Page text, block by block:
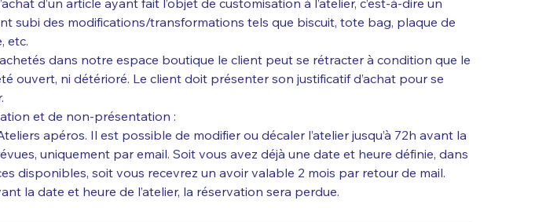
d’un article ayant fait l’objet de customisation à l’atelier, c’est-à-dire un
subi des modifications/transformations tels que biscuit, tote bag, plaque de
etc.
dans notre espace boutique le client peut se rétracter à condition que le
ouvert, ni détérioré. Le client doit présenter son justificatif d’achat pour se
et de non-présentation :
apéros. Il est possible de modifier ou décaler l’atelier jusqu’à 72h avant la
uniquement par email. Soit vous avez déjà une date et heure définie, dans
disponibles, soit vous recevrez un avoir valable 2 mois par retour de mail.
la date et heure de l’atelier, la réservation sera perdue.